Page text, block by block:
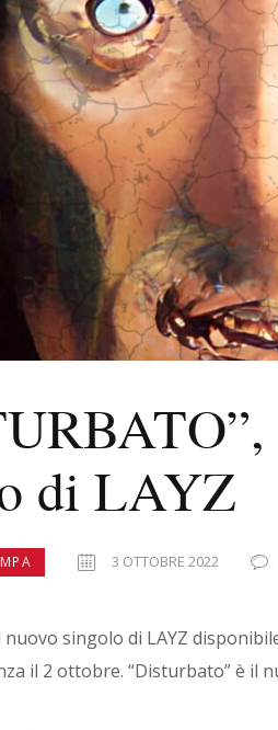
di LAYZ
3 OTTOBRE 2022
nuovo singolo di LAYZ
il 2 ottobre. “Disturbato” è il